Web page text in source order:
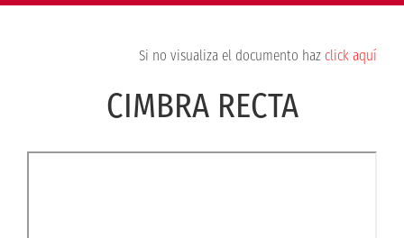
Si no visualiza el documento haz click aquí
CIMBRA RECTA